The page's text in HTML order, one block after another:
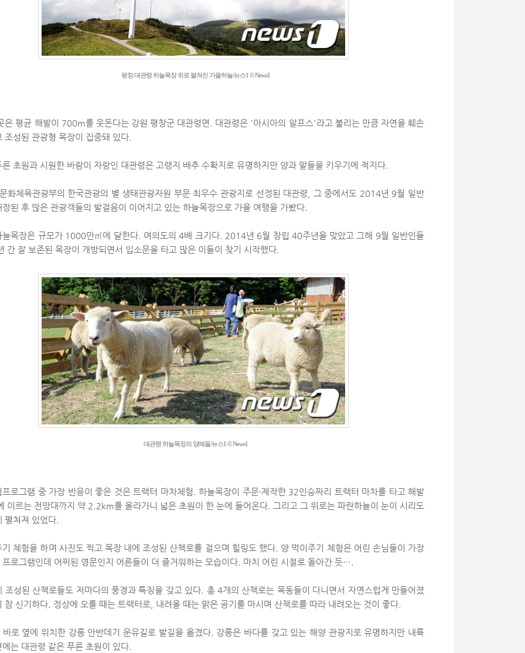
평창 대관령 하늘목장 위로 펼쳐진 가을하늘/뉴스1 © News1
은 평균 해발이 700m를 웃돈다는 강원 평창군 대관령면. 대관령은 '아시아의 알프스'라고 불리는 만큼 자연을 훼손
조성된 관광형 목장이 집중돼 있다.
른 초원과 시원한 바람이 자랑인 대관령은 고랭지 배추 수확지로 유명하지만 양과 말들을 키우기에 적지다.
화체육관광부의 한국관광의 별 생태관광자원 부문 최우수 관광지로 선정된 대관령, 그 중에서도 2014년 9월 일반
된 후 많은 관광객들의 발걸음이 이어지고 있는 하늘목장으로 가을 여행을 가봤다.
늘목장은 규모가 1000만㎡에 달한다. 여의도의 4배 크기다. 2014년 6월 창립 40주년을 맞았고 그해 9월 일반인들
간 잘 보존된 목장이 개방되면서 입소문을 타고 많은 이들이 찾기 시작했다.
대관령 하늘목장의 양떼들/뉴스1 © News1
프로그램 중 가장 반응이 좋은 것은 트랙터 마차체험. 하늘목장이 주문·제작한 32인승짜리 트랙터 마차를 타고 해발
이르는 전망대까지 약 2.2km를 올라가니 넓은 초원이 한 눈에 들어온다. 그리고 그 위로는 파란하늘이 눈이 시리도
펼쳐져 있었다.
기 체험을 하며 사진도 찍고 목장 내에 조성된 산책로를 걸으며 힐링도 했다. 양 먹이주기 체험은 어린 손님들이 가장
프로그램인데 어찌된 영문인지 어른들이 더 즐거워하는 모습이다. 마치 어린 시절로 돌아간 듯….
조성된 산책로들도 저마다의 풍경과 특징을 갖고 있다. 총 4개의 산책로는 목동들이 다니면서 자연스럽게 만들어졌
참 신기하다. 정상에 오를 때는 트랙터로, 내려올 때는 맑은 공기를 마시며 산책로를 따라 내려오는 것이 좋다.
바로 옆에 위치한 강릉 안반데기 운유길로 발길을 옮겼다. 강릉은 바다를 갖고 있는 해양 관광지로 유명하지만 내륙
는 대관령 같은 푸른 초원이 있다.